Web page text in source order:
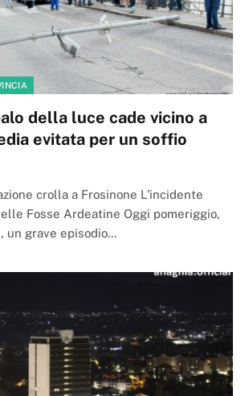
della luce cade vicino a
evitata per un soffio
crolla a Frosinone L’incidente
Fosse Ardeatine Oggi pomeriggio,
un grave episodio…